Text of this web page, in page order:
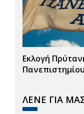
Εκλογή
ΛΕΝΕ ΓΙΑ